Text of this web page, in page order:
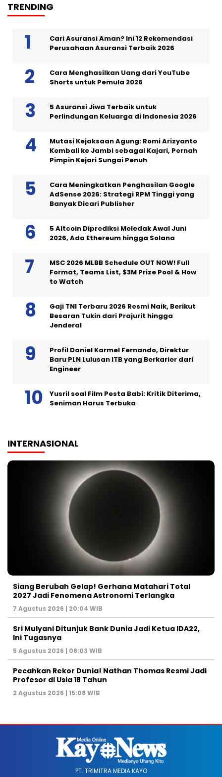
TRENDING
Cari Asuransi Aman? Ini 12 Rekomendasi
Perusahaan Asuransi Terbaik 2026
Cara Menghasilkan Uang dari YouTube
Shorts untuk Pemula 2026
5 Asuransi Jiwa Terbaik untuk
Perlindungan Keluarga di Indonesia 2026
Mutasi Kejaksaan Agung: Romi Arizyanto
Kembali ke Jambi sebagai Kajari, Pernah
Pimpin Kejari Sungai Penuh
Cara Meningkatkan Penghasilan Google
AdSense 2026: Strategi RPM Tinggi yang
Banyak Dicari Publisher
5 Altcoin Diprediksi Meledak Awal Juni
2026, Ada Ethereum hingga Solana
MSC 2026 MLBB Schedule OUT NOW! Full
Format, Teams List, $3M Prize Pool & How
to Watch
Gaji TNI Terbaru 2026 Resmi Naik, Berikut
Besaran Tukin dari Prajurit hingga
Jenderal
Profil Daniel Karmel Fernando, Direktur
Baru PLN Lulusan ITB yang Berkarier dari
Engineer
Yusril soal Film Pesta Babi: Kritik Diterima,
Seniman Harus Terbuka
INTERNASIONAL
Siang Berubah Gelap! Gerhana Matahari Total
2027 Jadi Fenomena Astronomi Terlangka
7 Agustus 2026 | 20:04 WIB
Sri Mulyani Ditunjuk Bank Dunia Jadi Ketua IDA22,
Ini Tugasnya
5 Agustus 2026 | 08:03 WIB
Pecahkan Rekor Dunia! Nathan Thomas Resmi Jadi
Profesor di Usia 18 Tahun
2 Agustus 2026 | 15:08 WIB
PT. TRIMITRA MEDIA KAYO